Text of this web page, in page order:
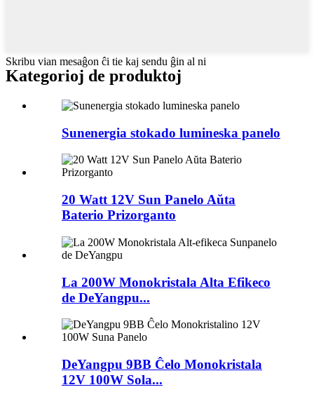
Skribu vian mesaĝon ĉi tie kaj sendu ĝin al ni
Kategorioj de produktoj
Sunenergia stokado lumineska panelo
20 Watt 12V Sun Panelo Aŭta
Baterio Prizorganto
La 200W Monokristala Alta Efikeco
de DeYangpu...
DeYangpu 9BB Ĉelo Monokristala
12V 100W Sola...